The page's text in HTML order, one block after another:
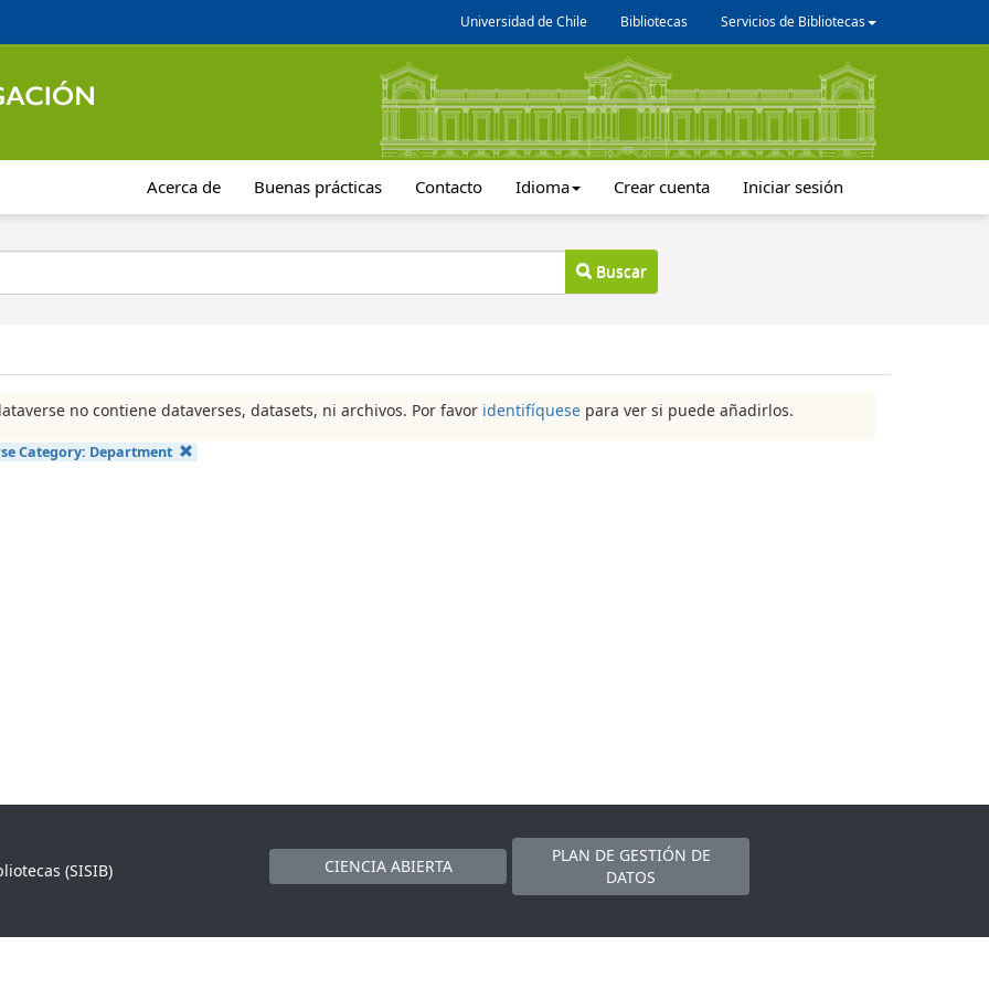
Universidad de Chile Bibliotecas Servicios de Bibliotecas
Acerca de Buenas prácticas Contacto Idioma Crear cuenta Iniciar sesión
Buscar
no contiene dataverses, datasets, ni archivos. Por favor identifíquese para ver si puede añadirlos.
Category: Department
(SISIB)
CIENCIA ABIERTA
PLAN DE GESTIÓN DE
DATOS